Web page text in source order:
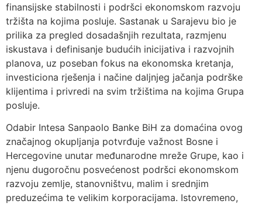
finansijske stabilnosti i podršci ekonomskom razvoju
tržišta na kojima posluje. Sastanak u Sarajevu bio je
prilika za pregled dosadašnjih rezultata, razmjenu
iskustava i definisanje budućih inicijativa i razvojnih
planova, uz poseban fokus na ekonomska kretanja,
investiciona rješenja i načine daljnjeg jačanja podrške
klijentima i privredi na svim tržištima na kojima Grupa
posluje.
Odabir Intesa Sanpaolo Banke BiH za domaćina ovog
značajnog okupljanja potvrđuje važnost Bosne i
Hercegovine unutar međunarodne mreže Grupe, kao i
njenu dugoročnu posvećenost podršci ekonomskom
razvoju zemlje, stanovništvu, malim i srednjim
preduzećima te velikim korporacijama. Istovremeno,